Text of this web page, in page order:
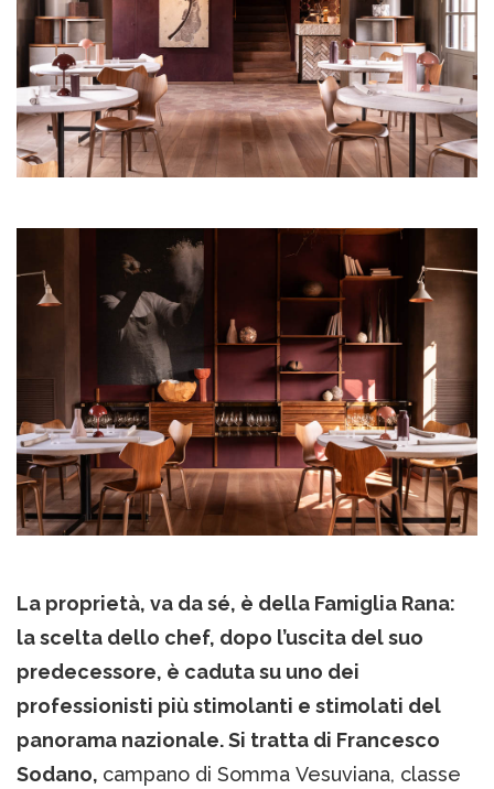
La proprietà, va da sé, è della Famiglia Rana:
la scelta dello chef, dopo l’uscita del suo
predecessore, è caduta su uno dei
professionisti più stimolanti e stimolati del
panorama nazionale. Si tratta di Francesco
Sodano, campano di Somma Vesuviana, classe